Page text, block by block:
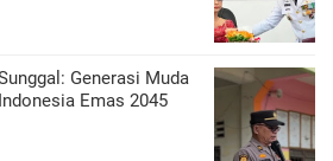
Generasi Muda
Emas 2045